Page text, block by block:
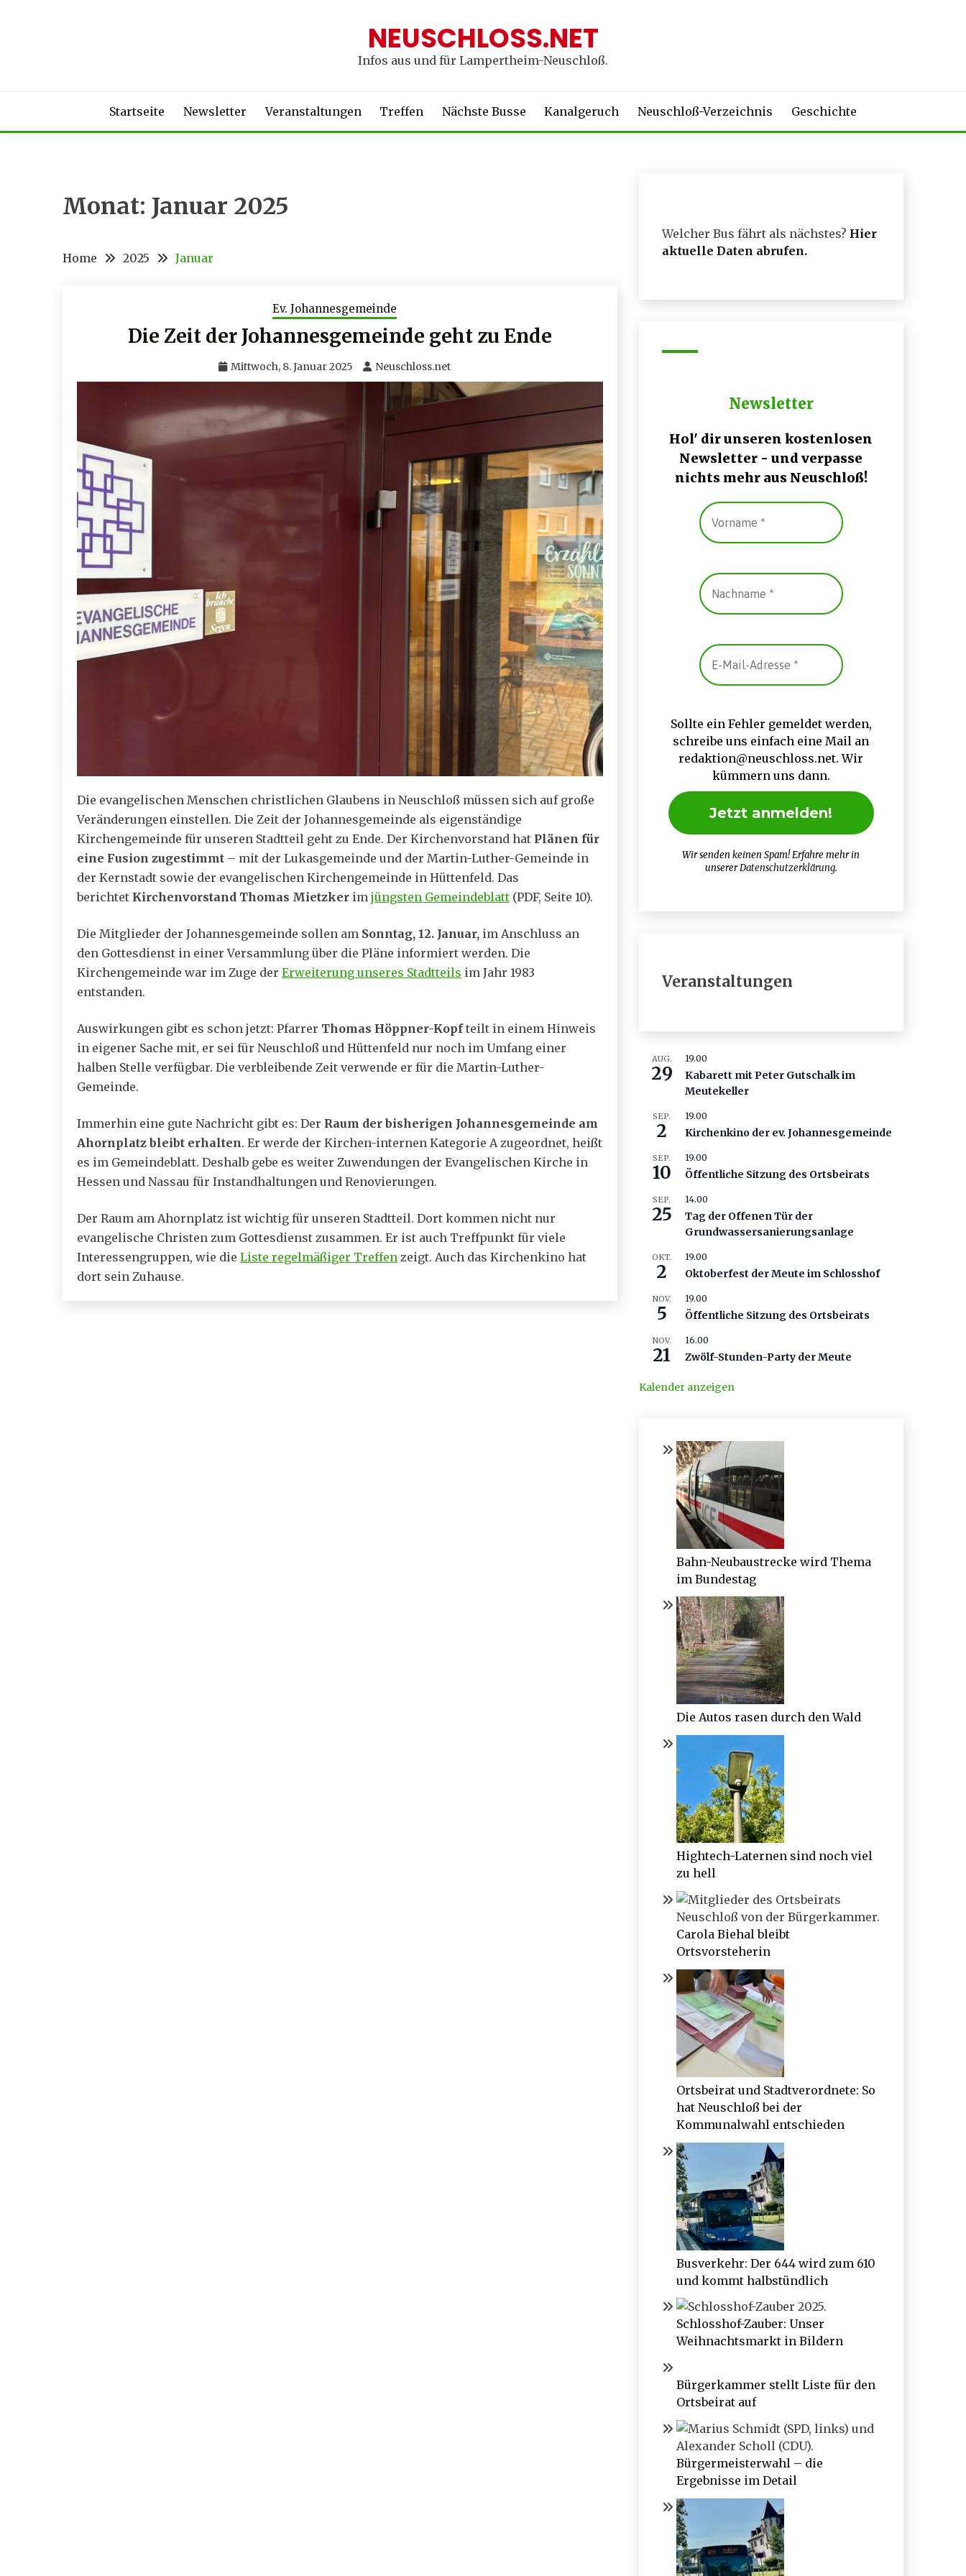
NEUSCHLOSS.NET
Infos aus und für Lampertheim-Neuschloß.
Startseite Newsletter Veranstaltungen Treffen Nächste Busse Kanalgeruch Neuschloß-Verzeichnis Geschichte
Monat: Januar 2025
Home 2025 Januar
Ev. Johannesgemeinde
Die Zeit der Johannesgemeinde geht zu Ende
Mittwoch, 8. Januar 2025 Neuschloss.net
Die evangelischen Menschen christlichen Glaubens in Neuschloß müssen sich auf große
Veränderungen einstellen. Die Zeit der Johannesgemeinde als eigenständige
Kirchengemeinde für unseren Stadtteil geht zu Ende. Der Kirchenvorstand hat Plänen für
eine Fusion zugestimmt – mit der Lukasgemeinde und der Martin-Luther-Gemeinde in
der Kernstadt sowie der evangelischen Kirchengemeinde in Hüttenfeld. Das
berichtet Kirchenvorstand Thomas Mietzker im jüngsten Gemeindeblatt (PDF, Seite 10).
Die Mitglieder der Johannesgemeinde sollen am Sonntag, 12. Januar, im Anschluss an
den Gottesdienst in einer Versammlung über die Pläne informiert werden. Die
Kirchengemeinde war im Zuge der Erweiterung unseres Stadtteils im Jahr 1983
entstanden.
Auswirkungen gibt es schon jetzt: Pfarrer Thomas Höppner-Kopfteilt in einem Hinweis
in eigener Sache mit, er sei für Neuschloß und Hüttenfeld nur noch im Umfang einer
halben Stelle verfügbar. Die verbleibende Zeit verwende er für die Martin-Luther-
Gemeinde.
Immerhin eine gute Nachricht gibt es: Der Raum der bisherigen Johannesgemeinde am
Ahornplatz bleibt erhalten. Er werde der Kirchen-internen Kategorie A zugeordnet, heißt
es im Gemeindeblatt. Deshalb gebe es weiter Zuwendungen der Evangelischen Kirche in
Hessen und Nassau für Instandhaltungen und Renovierungen.
Der Raum am Ahornplatz ist wichtig für unseren Stadtteil. Dort kommen nicht nur
evangelische Christen zum Gottesdienst zusammen. Er ist auch Treffpunkt für viele
Interessengruppen, wie die Liste regelmäßiger Treffen zeigt. Auch das Kirchenkino hat
dort sein Zuhause.
Welcher Bus fährt als nächstes? Hier
aktuelle Daten abrufen.
Newsletter
Hol' dir unseren kostenlosen
Newsletter - und verpasse
nichts mehr aus Neuschloß!
Sollte ein Fehler gemeldet werden,
schreibe uns einfach eine Mail an
redaktion@neuschloss.net. Wir
kümmern uns dann.
Wir senden keinen Spam! Erfahre mehr in
unsererDatenschutzerklärung.
Veranstaltungen
AUG.
29
19.00
Kabarett mit Peter Gutschalk im
Meutekeller
SEP.
2
19.00
Kirchenkino der ev. Johannesgemeinde
SEP.
10
19.00
Öffentliche Sitzung des Ortsbeirats
SEP.
25
14.00
Tag der Offenen Tür der
Grundwassersanierungsanlage
OKT.
2
19.00
Oktoberfest der Meute im Schlosshof
NOV.
5
19.00
Öffentliche Sitzung des Ortsbeirats
NOV.
21
16.00
Zwölf-Stunden-Party der Meute
Kalender anzeigen
Bahn-Neubaustrecke wird Thema
im Bundestag
Die Autos rasen durch den Wald
Hightech-Laternen sind noch viel
zu hell
Carola Biehal bleibt
Ortsvorsteherin
Ortsbeirat und Stadtverordnete: So
hat Neuschloß bei der
Kommunalwahl entschieden
Busverkehr: Der 644 wird zum 610
und kommt halbstündlich
Schlosshof-Zauber: Unser
Weihnachtsmarkt in Bildern
Bürgerkammer stellt Liste für den
Ortsbeirat auf
Bürgermeisterwahl – die
Ergebnisse im Detail